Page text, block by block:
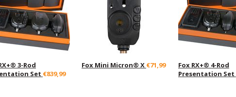
3-Rod
Set €839,99
Fox Mini Micron® X €71,99
Fox RX+® 4-Rod
Presentation Set